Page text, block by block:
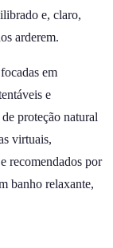
e, claro,
arderem.
em
e
proteção natural
virtuais,
recomendados por
banho relaxante,